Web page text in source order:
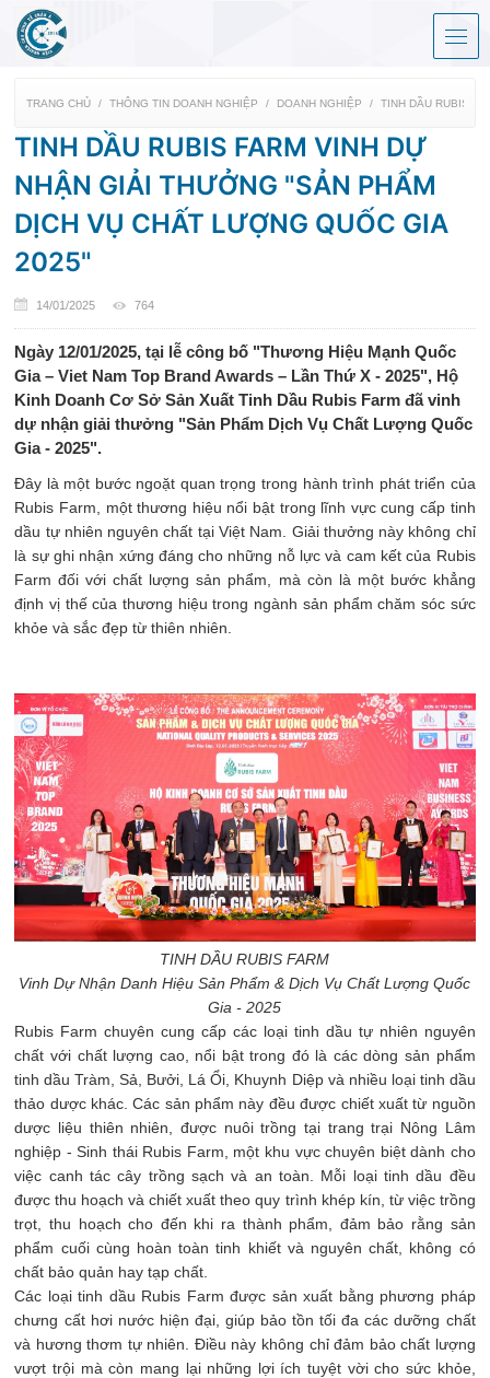
TRANG CHỦ THÔNG TIN DOANH NGHIỆP DOANH NGHIỆP TINH DẦU RUBIS
TINH DẦU RUBIS FARM VINH DỰ
NHẬN GIẢI THƯỞNG "SẢN PHẨM
DỊCH VỤ CHẤT LƯỢNG QUỐC GIA
2025"
14/01/2025 764
Ngày 12/01/2025, tại lễ công bố "Thương Hiệu Mạnh Quốc
Gia – Viet Nam Top Brand Awards – Lần Thứ X - 2025", Hộ
Kinh Doanh Cơ Sở Sản Xuất Tinh Dầu Rubis Farm đã vinh
dự nhận giải thưởng "Sản Phẩm Dịch Vụ Chất Lượng Quốc
Gia - 2025".
Đây là một bước ngoặt quan trọng trong hành trình phát triển của
Rubis Farm, một thương hiệu nổi bật trong lĩnh vực cung cấp tinh
dầu tự nhiên nguyên chất tại Việt Nam. Giải thưởng này không chỉ
là sự ghi nhận xứng đáng cho những nỗ lực và cam kết của Rubis
Farm đối với chất lượng sản phẩm, mà còn là một bước khẳng
định vị thế của thương hiệu trong ngành sản phẩm chăm sóc sức
khỏe và sắc đẹp từ thiên nhiên.
TINH DẦU RUBIS FARM
Vinh Dự Nhận Danh Hiệu Sản Phẩm & Dịch Vụ Chất Lượng Quốc
Gia - 2025
Rubis Farm chuyên cung cấp các loại tinh dầu tự nhiên nguyên
chất với chất lượng cao, nổi bật trong đó là các dòng sản phẩm
tinh dầu Tràm, Sả, Bưởi, Lá Ổi, Khuynh Diệp và nhiều loại tinh dầu
thảo dược khác. Các sản phẩm này đều được chiết xuất từ nguồn
dược liệu thiên nhiên, được nuôi trồng tại trang trại Nông Lâm
nghiệp - Sinh thái Rubis Farm, một khu vực chuyên biệt dành cho
việc canh tác cây trồng sạch và an toàn. Mỗi loại tinh dầu đều
được thu hoạch và chiết xuất theo quy trình khép kín, từ việc trồng
trọt, thu hoạch cho đến khi ra thành phẩm, đảm bảo rằng sản
phẩm cuối cùng hoàn toàn tinh khiết và nguyên chất, không có
chất bảo quản hay tạp chất.
Các loại tinh dầu Rubis Farm được sản xuất bằng phương pháp
chưng cất hơi nước hiện đại, giúp bảo tồn tối đa các dưỡng chất
và hương thơm tự nhiên. Điều này không chỉ đảm bảo chất lượng
vượt trội mà còn mang lại những lợi ích tuyệt vời cho sức khỏe,